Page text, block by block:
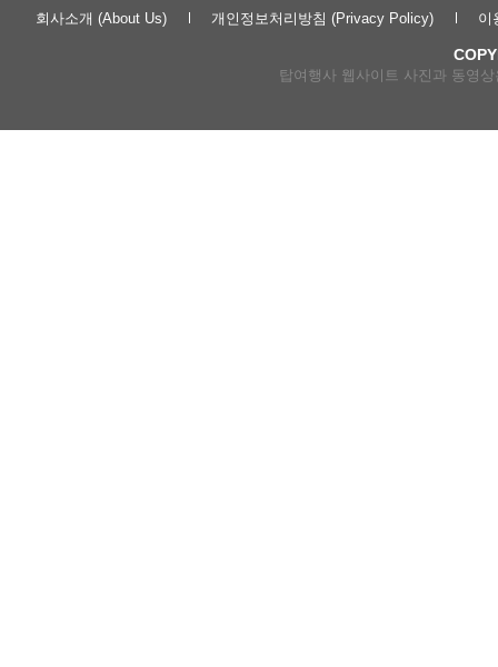
회사소개 (About Us) 개인정보처리방침 (Privacy Policy) 이
탑여행사 웹사이트 사진과 동영